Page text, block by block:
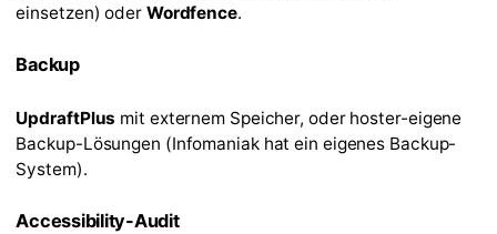
einsetzen) oder Wordfence.
Backup
UpdraftPlus mit externem Speicher, oder hoster-eigene
Backup-Lösungen (Infomaniak hat ein eigenes Backup-
System).
Accessibility-Audit